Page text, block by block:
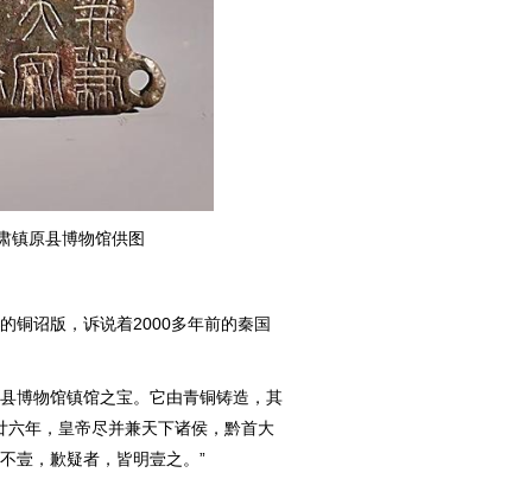
镇原县博物馆供图
诏版，诉说着2000多年前的秦国
物馆镇馆之宝。它由青铜铸造，其
六年，皇帝尽并兼天下诸侯，黔首大
壹，歉疑者，皆明壹之。”